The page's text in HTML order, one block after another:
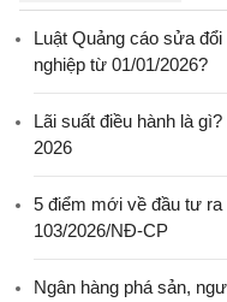
Luật Quảng cáo sửa
nghiệp từ 01/01/2026?
Lãi suất điều hành là
2026
5 điểm mới về đầu tư
103/2026/NĐ-CP
Ngân hàng phá sản,